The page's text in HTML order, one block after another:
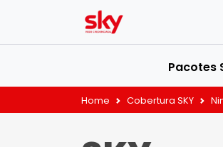
Pacotes
Home Cobertura SKY